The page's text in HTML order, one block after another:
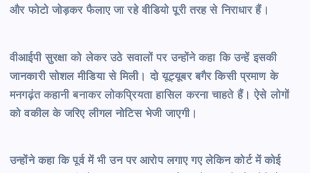
और फोटो जोड़कर फैलाए जा रहे वीडियो पूरी तरह से निराधार हैं।
वीआईपी सुरक्षा को लेकर उठे सवालों पर उन्होंने कहा कि उन्हें इसकी
जानकारी सोशल मीडिया से मिली। दो यूट्यूबर बगैर किसी प्रमाण के
मनगढ़ंत कहानी बनाकर लोकप्रियता हासिल करना चाहते हैं। ऐसे लोगों
को वकील के जरिए लीगल नोटिस भेजी जाएगी।
उन्होंने कहा कि पूर्व में भी उन पर आरोप लगाए गए लेकिन कोर्ट में कोई